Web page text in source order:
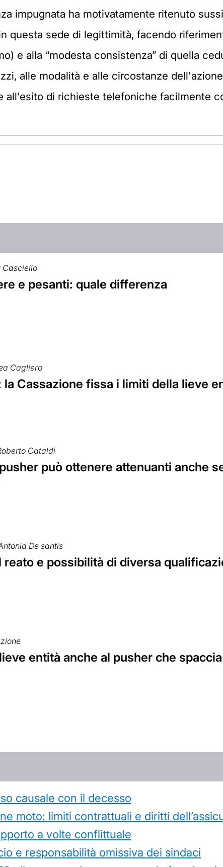
impugnata ha motivatamente ritenuto
questa sede di legittimità, facendo
e alla “modesta consistenza” di quella
alle modalità e alle circostanze
all'esito di richieste telefoniche facilmente
Casciello
e pesanti: quale differenza
Cagliero
la Cassazione fissa i limiti della lieve
Cataldi
può ottenere attenuanti anche
De santis
reato e possibilità di diversa
entità anche al pusher che
causale con il decesso
moto: limiti contrattuali e diritti
a volte conflittuale
e responsabilità omissiva dei sindaci